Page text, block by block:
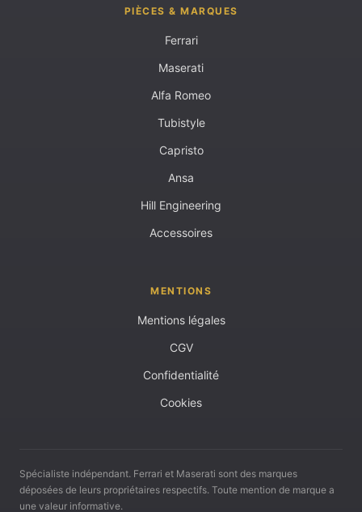
PIÈCES & MARQUES
Ferrari
Maserati
Alfa Romeo
Tubistyle
Capristo
Ansa
Hill Engineering
Accessoires
MENTIONS
Mentions légales
CGV
Confidentialité
Cookies
Spécialiste indépendant. Ferrari et Maserati sont des marques
déposées de leurs propriétaires respectifs. Toute mention de marque a
une valeur informative.